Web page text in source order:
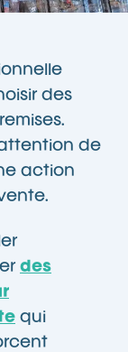
des
de
action
des
qui